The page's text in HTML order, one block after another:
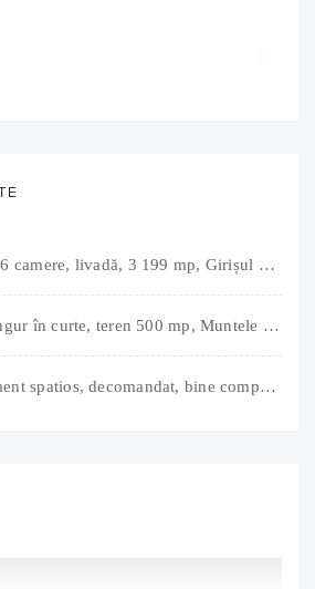
De vânzare: casă cu 6 camere, livadă, 3 199 mp, Girișul Negru, Bihor, 42 000 Euro. Comision 0.
De vânzare: casă, singur în curte, teren 500 mp, Muntele Găina, Oradea. 157.000 € (negociabil). Comision 0.
De vanzare: Apartament spatios, decomandat, bine compartimentat, 3 camere, 2 bai, bucatarie, suprafață utilă de 64 mp + 3 balcoane (11 mp), strada Barierei, zona Dragos Voda Oradea. 89 500 E (neg). Comision 0